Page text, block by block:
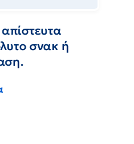
σνακ ή